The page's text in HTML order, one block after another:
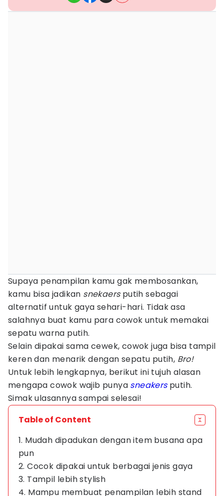
Supaya penampilan kamu gak membosankan,
kamu bisa jadikan snekaers putih sebagai
alternatif untuk gaya sehari-hari. Tidak asa
salahnya buat kamu para cowok untuk memakai
sepatu warna putih.
Selain dipakai sama cewek, cowok juga bisa tampil
keren dan menarik dengan sepatu putih, Bro!
Untuk lebih lengkapnya, berikut ini tujuh alasan
mengapa cowok wajib punya sneakers putih.
Simak ulasannya sampai selesai!
Table of Content
1. Mudah dipadukan dengan item busana apa
pun
2. Cocok dipakai untuk berbagai jenis gaya
3. Tampil lebih stylish
4. Mampu membuat penampilan lebih stand